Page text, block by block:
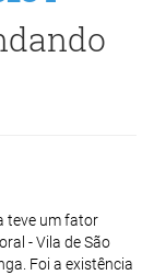
teve um fator
- Vila de São
Foi a existência